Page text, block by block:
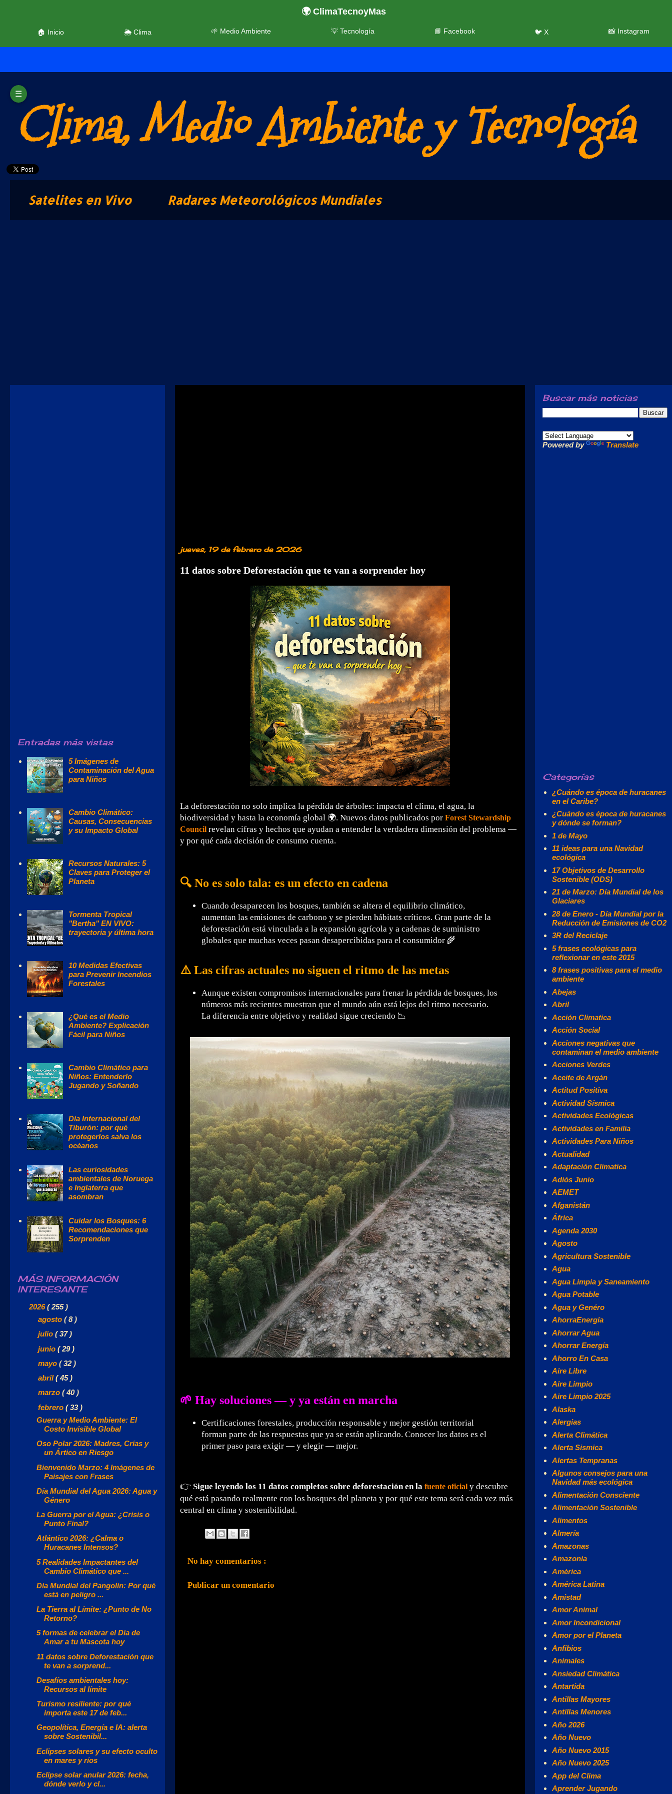
☰Clima, Medio Ambiente y Tecnología
🌍 ClimaTecnoyMas
🏠 Inicio 🌦️ Clima 🌱 Medio Ambiente 💡 Tecnología 📘 Facebook 🐦 X 📸 Instagram
Satelites en Vivo Radares Meteorológicos Mundiales
jueves, 19 de febrero de 2026
11 datos sobre Deforestación que te van a sorprender hoy
La deforestación no solo implica la pérdida de árboles: impacta el clima, el agua, la
biodiversidad y hasta la economía global 🌍. Nuevos datos publicados por Forest Stewardship
Council revelan cifras y hechos que ayudan a entender la verdadera dimensión del problema —
y por qué cada decisión de consumo cuenta.
🔍 No es solo tala: es un efecto en cadena
Cuando desaparecen los bosques, también se altera el equilibrio climático,
aumentan las emisiones de carbono y se pierden hábitats críticos. Gran parte de la
deforestación está vinculada a la expansión agrícola y a cadenas de suministro
globales que muchas veces pasan desapercibidas para el consumidor 🌾
⚠️ Las cifras actuales no siguen el ritmo de las metas
Aunque existen compromisos internacionales para frenar la pérdida de bosques, los
números más recientes muestran que el mundo aún está lejos del ritmo necesario.
La diferencia entre objetivo y realidad sigue creciendo 📉
🌱 Hay soluciones — y ya están en marcha
Certificaciones forestales, producción responsable y mejor gestión territorial
forman parte de las respuestas que ya se están aplicando. Conocer los datos es el
primer paso para exigir — y elegir — mejor.
👉 Sigue leyendo los 11 datos completos sobre deforestación en la fuente oficial y descubre
qué está pasando realmente con los bosques del planeta y por qué este tema será cada vez más
central en clima y sostenibilidad.
No hay comentarios :
Publicar un comentario
Entradas más vistas
5 Imágenes de
Contaminación del Agua
para Niños
Cambio Climático:
Causas, Consecuencias
y su Impacto Global
Recursos Naturales: 5
Claves para Proteger el
Planeta
Tormenta Tropical
"Bertha" EN VIVO:
trayectoria y última hora
10 Medidas Efectivas
para Prevenir Incendios
Forestales
¿Qué es el Medio
Ambiente? Explicación
Fácil para Niños
Cambio Climático para
Niños: Entenderlo
Jugando y Soñando
Día Internacional del
Tiburón: por qué
protegerlos salva los
océanos
Las curiosidades
ambientales de Noruega
e Inglaterra que
asombran
Cuidar los Bosques: 6
Recomendaciones que
Sorprenden
MÁS INFORMACIÓN
INTERESANTE
2026( 255 )
agosto ( 8 )
julio ( 37 )
junio ( 29 )
mayo ( 32 )
abril( 45 )
marzo ( 40 )
febrero ( 33 )
Guerra y Medio Ambiente: El
Costo Invisible Global
Oso Polar 2026: Madres, Crías y
un Ártico en Riesgo
Bienvenido Marzo: 4 Imágenes de
Paisajes con Frases
Día Mundial del Agua 2026: Agua y
Género
La Guerra por el Agua: ¿Crisis o
Punto Final?
Atlántico 2026: ¿Calma o
Huracanes Intensos?
5 Realidades Impactantes del
Cambio Climático que ...
Día Mundial del Pangolín: Por qué
está en peligro ...
La Tierra al Límite: ¿Punto de No
Retorno?
5 formas de celebrar el Día de
Amar a tu Mascota hoy
11 datos sobre Deforestación que
te van a sorprend...
Desafíos ambientales hoy:
Recursos al límite
Turismo resiliente: por qué
importa este 17 de feb...
Geopolítica, Energía e IA: alerta
sobre Sostenibil...
Eclipses solares y su efecto oculto
en mares y ríos
Eclipse solar anular 2026: fecha,
dónde verlo y cl...
Buscar más noticias
Powered by Translate
Categorías
¿Cuándo es época de huracanes
en el Caribe?
¿Cuándo es época de huracanes
y dónde se forman?
1 de Mayo
11 ideas para una Navidad
ecológica
17 Objetivos de Desarrollo
Sostenible (ODS)
21 de Marzo: Día Mundial de los
Glaciares
28 de Enero - Día Mundial por la
Reducción de Emisiones de CO2
3R del Reciclaje
5 frases ecológicas para
reflexionar en este 2015
8 frases positivas para el medio
ambiente
Abejas
Abril
Acción Climatica
Acción Social
Acciones negativas que
contaminan el medio ambiente
Acciones Verdes
Aceite de Argán
Actitud Positiva
Actividad Sísmica
Actividades Ecológicas
Actividades en Familia
Actividades Para Niños
Actualidad
Adaptación Climatica
Adiós Junio
AEMET
Afganistán
África
Agenda 2030
Agosto
Agricultura Sostenible
Agua
Agua Limpia y Saneamiento
Agua Potable
Agua y Genéro
AhorraEnergía
Ahorrar Agua
Ahorrar Energía
Ahorro En Casa
Aire Libre
Aire Limpio
Aire Limpio 2025
Alaska
Alergias
Alerta Climática
Alerta Sismica
Alertas Tempranas
Algunos consejos para una
Navidad más ecológica
Alimentación Consciente
Alimentación Sostenible
Alimentos
Almería
Amazonas
Amazonía
América
América Latina
Amistad
Amor Animal
Amor Incondicional
Amor por el Planeta
Anfibios
Animales
Ansiedad Climática
Antartida
Antillas Mayores
Antillas Menores
Año 2026
Año Nuevo
Año Nuevo 2015
Año Nuevo 2025
App del Clima
Aprender Jugando